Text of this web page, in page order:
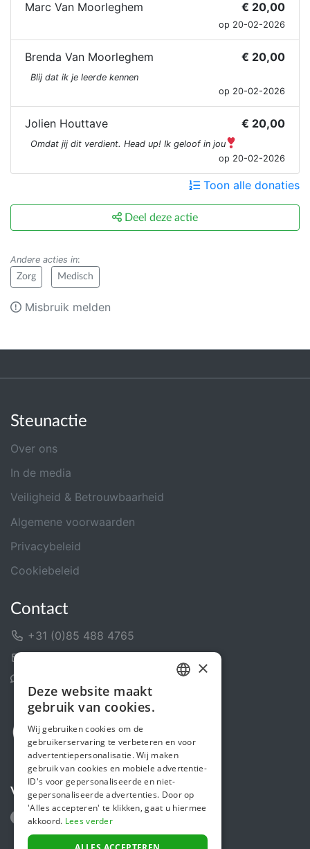
Marc Van Moorleghem € 20,00
op 20-02-2026
Brenda Van Moorleghem € 20,00
Blij dat ik je leerde kennen
op 20-02-2026
Jolien Houttave € 20,00
Omdat jij dit verdient. Head up! Ik geloof in jou
op 20-02-2026
Toon alle donaties
Deel deze actie
Andere acties in:
Zorg Medisch
Misbruik melden
Steunactie
Over ons
In de media
Veiligheid & Betrouwbaarheid
Algemene voorwaarden
Privacybeleid
Cookiebeleid
Contact
+31 (0)85 488 4765
Volg ons
ENGLISH
×
Deze website maakt
gebruik van cookies.
Wij gebruiken cookies om de
gebruikerservaring te verbeteren en voor
advertentiepersonalisatie. Wij maken
gebruik van cookies en mobiele advertentie-
ID's voor gepersonaliseerde en niet-
gepersonaliseerde advertenties. Door op
'Alles accepteren' te klikken, gaat u hiermee
akkoord. Lees verder